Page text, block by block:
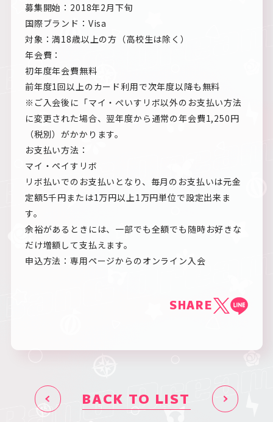
募集開始：2018年2月下旬
国際ブランド：Visa
対象：満18歳以上の方（高校生は除く）
年会費：
初年度年会費無料
前年度1回以上のカード利用で次年度以降も無料
※ご入会後に「マイ・ぺいすリボ以外のお支払い方法
に変更された場合、翌年度から通常の年会費1,250円
（税別）がかかります。
お支払い方法：
マイ・ペイすリボ
リボ払いでのお支払いとなり、毎月のお支払いは元金
定額5千円または1万円以上1万円単位で設定出来ま
す。
余裕があるときには、一部でも全額でも随時お好きな
だけ増額して支払えます。
申込方法：専用ページからのオンライン入会
SHARE
BACK TO LIST